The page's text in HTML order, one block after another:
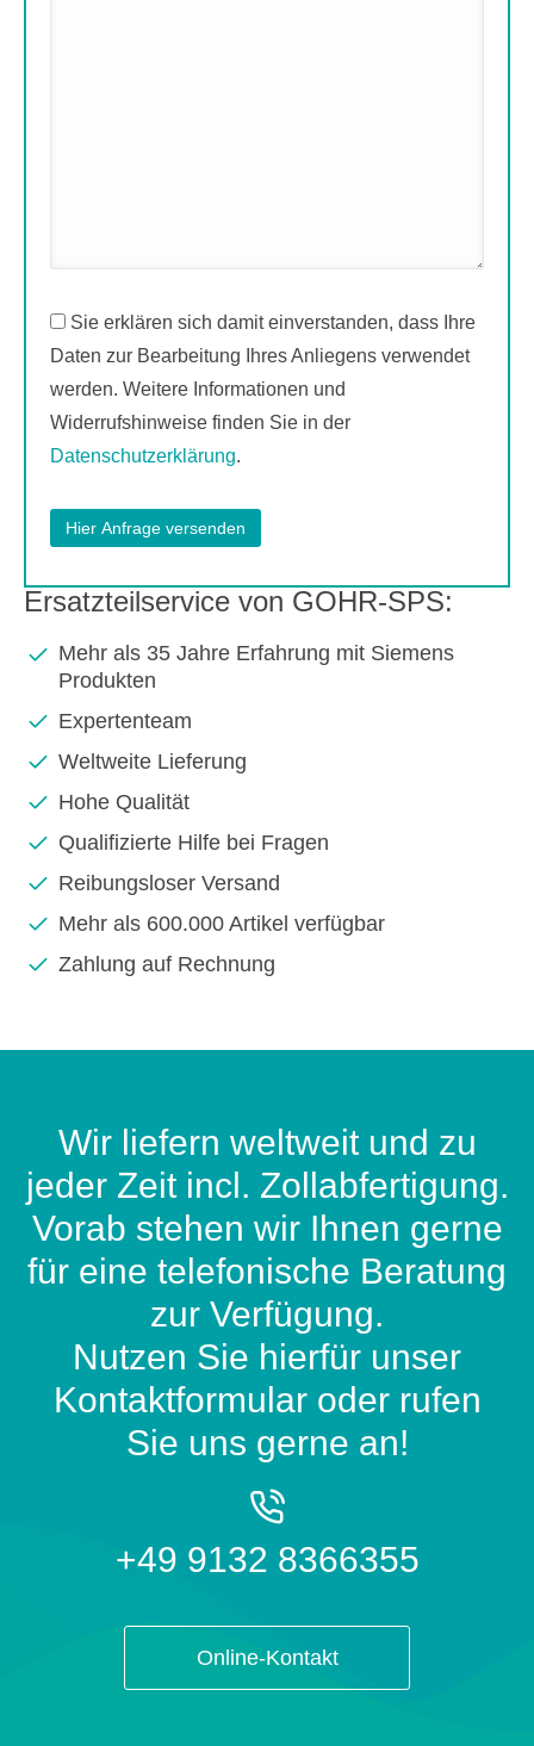
Sie erklären sich damit einverstanden, dass Ihre
Daten zur Bearbeitung Ihres Anliegens verwendet
werden. Weitere Informationen und
Widerrufshinweise finden Sie in der
Datenschutzerklärung.
Ersatzteilservice von GOHR-SPS:
Mehr als 35 Jahre Erfahrung mit Siemens
Produkten
Expertenteam
Weltweite Lieferung
Hohe Qualität
Qualifizierte Hilfe bei Fragen
Reibungsloser Versand
Mehr als 600.000 Artikel verfügbar
Zahlung auf Rechnung
Wir liefern weltweit und zu
jeder Zeit incl. Zollabfertigung.
Vorab stehen wir Ihnen gerne
für eine telefonische Beratung
zur Verfügung.
Nutzen Sie hierfür unser
Kontaktformular oder rufen
Sie uns gerne an!
+49 9132 8366355
Online-Kontakt